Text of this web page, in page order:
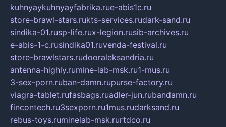
kuhnyaykuhnyayfabrika.rue-abis1c.ru
store-brawl-stars.rukts-services.rudark-sand.ru
sindika-01.rusp-life.rux-legion.rusib-archives.ru
e-abis-1-c.rusindika01.ruvenda-festival.ru
store-brawlstars.rudooraleksandria.ru
antenna-highly.rumine-lab-msk.ru1-mus.ru
3-sex-porn.ruban-damn.rupurse-factory.ru
viagra-tablet.rufasbags.ruadler-jun.rubandamn.ru
fincontech.ru3sexporn.ru1mus.rudarksand.ru
rebus-toys.ruminelab-msk.rurtdco.ru